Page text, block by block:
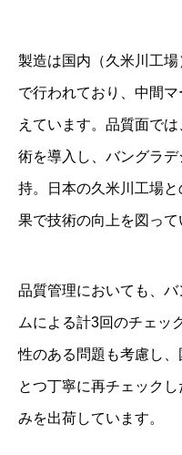
製造は国内（久米川工
で行われており、中間
えています。品質面で
術を導入し、バングラ
持。日本の久米川工場
果で技術の向上を図って
品質管理においても、
ムによる計3回のチェッ
性のある問題も考慮し
とつ丁寧に再チェック
みを出荷しています。